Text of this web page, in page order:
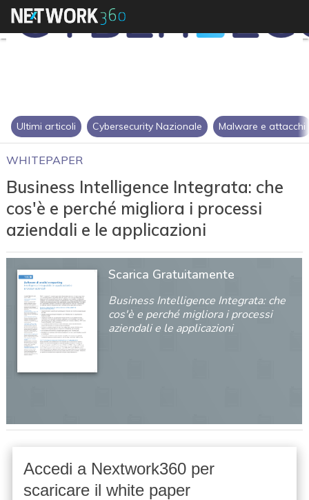
Ultimi articoli Cybersecurity Nazionale Malware e attacchi
WHITEPAPER
Business Intelligence Integrata: che
cos'è e perché migliora i processi
aziendali e le applicazioni
Scarica Gratuitamente
Business Intelligence Integrata: che
cos'è e perché migliora i processi
aziendali e le applicazioni
Accedi a Nextwork360 per
scaricare il white paper